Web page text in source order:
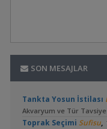
SON MESAJLAR
Tankta Yosun İstilası
Akvaryum ve Tür
Toprak Seçimi Sufisu,